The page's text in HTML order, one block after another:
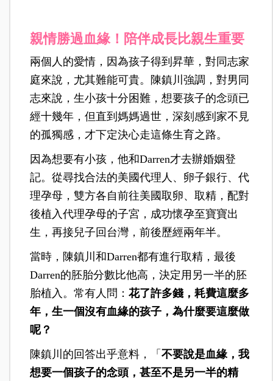
親情勝過血緣！陪伴成長比親生重要
兩個人的愛情，因為孩子得到昇華，對同志家
庭來說，尤其難能可貴。陳鎮川強調，對男同
志來說，生小孩十分困難，想要孩子的念頭已
經十幾年，但直到媽媽過世，深刻感到家不見
的孤獨感，才下定決心走這條生育之路。
因為想要有小孩，他和Darren才去辦婚姻登
記。從尋找合法的美國代理人、卵子銀行、代
理孕母，雙方各自前往美國取卵、取精，配對
後植入代理孕母的子宮，成功懷孕至寶寶出
生，再接兒子回台灣，前後歷經兩年半。
當時，陳鎮川和Darren都有進行取精，最後
Darren的胚胎分數比他高，決定用另一半的胚
胎植入。常有人問：花了許多錢，耗費這麼多
年，生一個沒有血緣的孩子，為什麼要這麼做
呢？
陳鎮川的回答出乎意料，「不要說是血緣，我
想要一個孩子的念頭，甚至不是另一半的精